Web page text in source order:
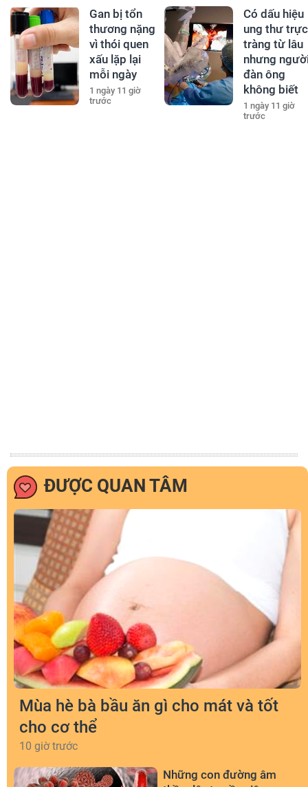
Gan bị tổn
thương nặng
vì thói quen
xấu lặp lại
mỗi ngày
1 ngày 11 giờ
trước
Có dấu hiệu
ung thư trực
tràng từ lâu
nhưng
đàn ông
không biết
1 ngày 11 giờ
trước
ĐƯỢC QUAN TÂM
Mùa hè bà bầu ăn gì cho mát và tốt
cho cơ thể
10 giờ trước
Những con đường âm